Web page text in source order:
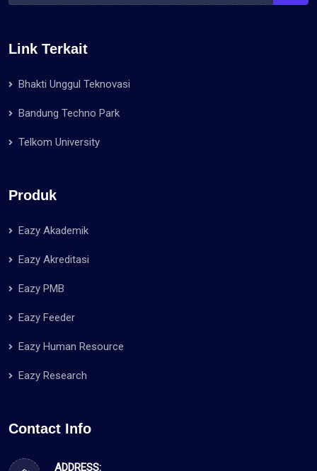
Link Terkait
Bhakti Unggul Teknovasi
Bandung Techno Park
Telkom University
Produk
Eazy Akademik
Eazy Akreditasi
Eazy PMB
Eazy Feeder
Eazy Human Resource
Eazy Research
Contact Info
ADDRESS: